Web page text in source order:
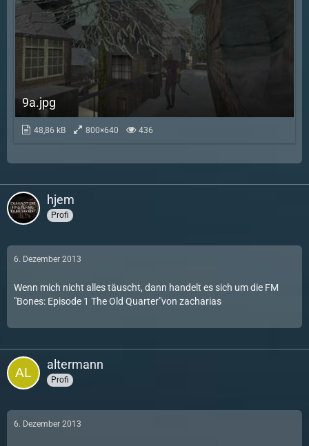
9a.jpg
48,86 kB 800×640 436
hjem
Profi
6. Dezember 2013
Wenn mich nicht alles täuscht, dann handelt es sich um die FM
"Bones: Episode 1 The Old Quarter"von zacharias
altermann
Profi
6. Dezember 2013